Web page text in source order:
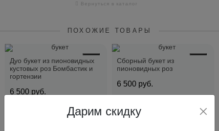
Вернуться в каталог
ПОХОЖИЕ ТОВАРЫ
Дуо букет из пионовидных
кустовых роз Бомбастик и
гортензии
6 500 руб.
Купить в 1 клик
Сборный букет из
пионовидных роз
6 500 руб.
Купить в 1 клик
Дарим скидку